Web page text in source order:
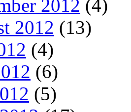
2012 (4)
2012 (13)
(4)
(6)
(5)